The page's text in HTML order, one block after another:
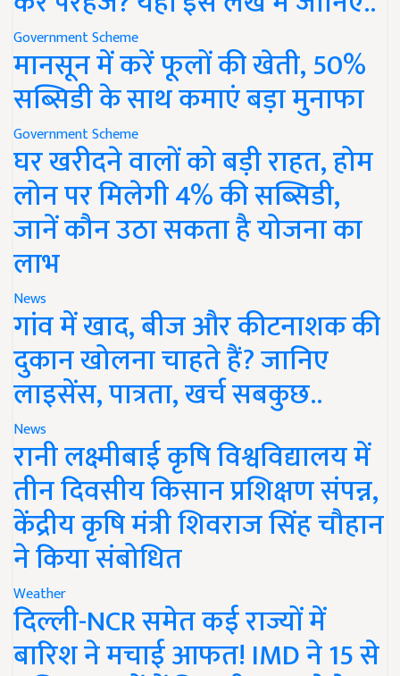
Government Scheme
मानसून में करें फूलों की खेती, 50%
सब्सिडी के साथ कमाएं बड़ा मुनाफा
Government Scheme
घर खरीदने वालों को बड़ी राहत, होम
लोन पर मिलेगी 4% की सब्सिडी,
जानें कौन उठा सकता है योजना का
लाभ
News
गांव में खाद, बीज और कीटनाशक की
दुकान खोलना चाहते हैं? जानिए
लाइसेंस, पात्रता, खर्च सबकुछ..
News
रानी लक्ष्मीबाई कृषि विश्वविद्यालय में
तीन दिवसीय किसान प्रशिक्षण संपन्न,
केंद्रीय कृषि मंत्री शिवराज सिंह चौहान
ने किया संबोधित
Weather
दिल्ली-NCR समेत कई राज्यों में
बारिश ने मचाई आफत! IMD ने 15 से